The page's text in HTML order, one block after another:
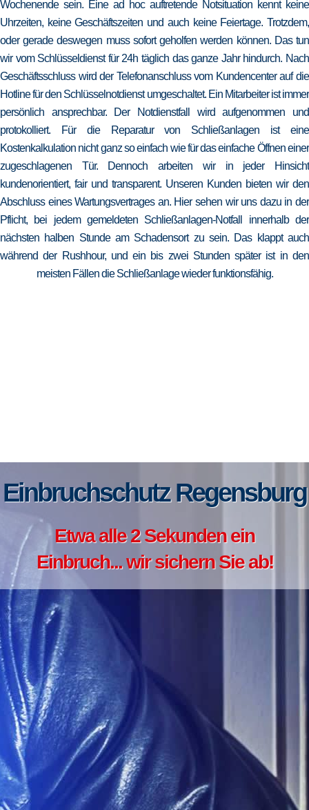
Wochenende sein. Eine ad hoc auftretende Notsituation kennt keine
Uhrzeiten, keine Geschäftszeiten und auch keine Feiertage. Trotzdem,
oder gerade deswegen muss sofort geholfen werden können. Das tun
wir vom Schlüsseldienst für 24h täglich das ganze Jahr hindurch. Nach
Geschäftsschluss wird der Telefonanschluss vom Kundencenter auf die
Hotline für den Schlüsselnotdienst umgeschaltet. Ein Mitarbeiter ist immer
persönlich ansprechbar. Der Notdienstfall wird aufgenommen und
protokolliert. Für die Reparatur von Schließanlagen ist eine
Kostenkalkulation nicht ganz so einfach wie für das einfache Öffnen einer
zugeschlagenen Tür. Dennoch arbeiten wir in jeder Hinsicht
kundenorientiert, fair und transparent. Unseren Kunden bieten wir den
Abschluss eines Wartungsvertrages an. Hier sehen wir uns dazu in der
Pflicht, bei jedem gemeldeten Schließanlagen-Notfall innerhalb der
nächsten halben Stunde am Schadensort zu sein. Das klappt auch
während der Rushhour, und ein bis zwei Stunden später ist in den
meisten Fällen die Schließanlage wieder funktionsfähig.
Einbruchschutz Regensburg
Etwa alle 2 Sekunden ein
Einbruch... wir sichern Sie ab!